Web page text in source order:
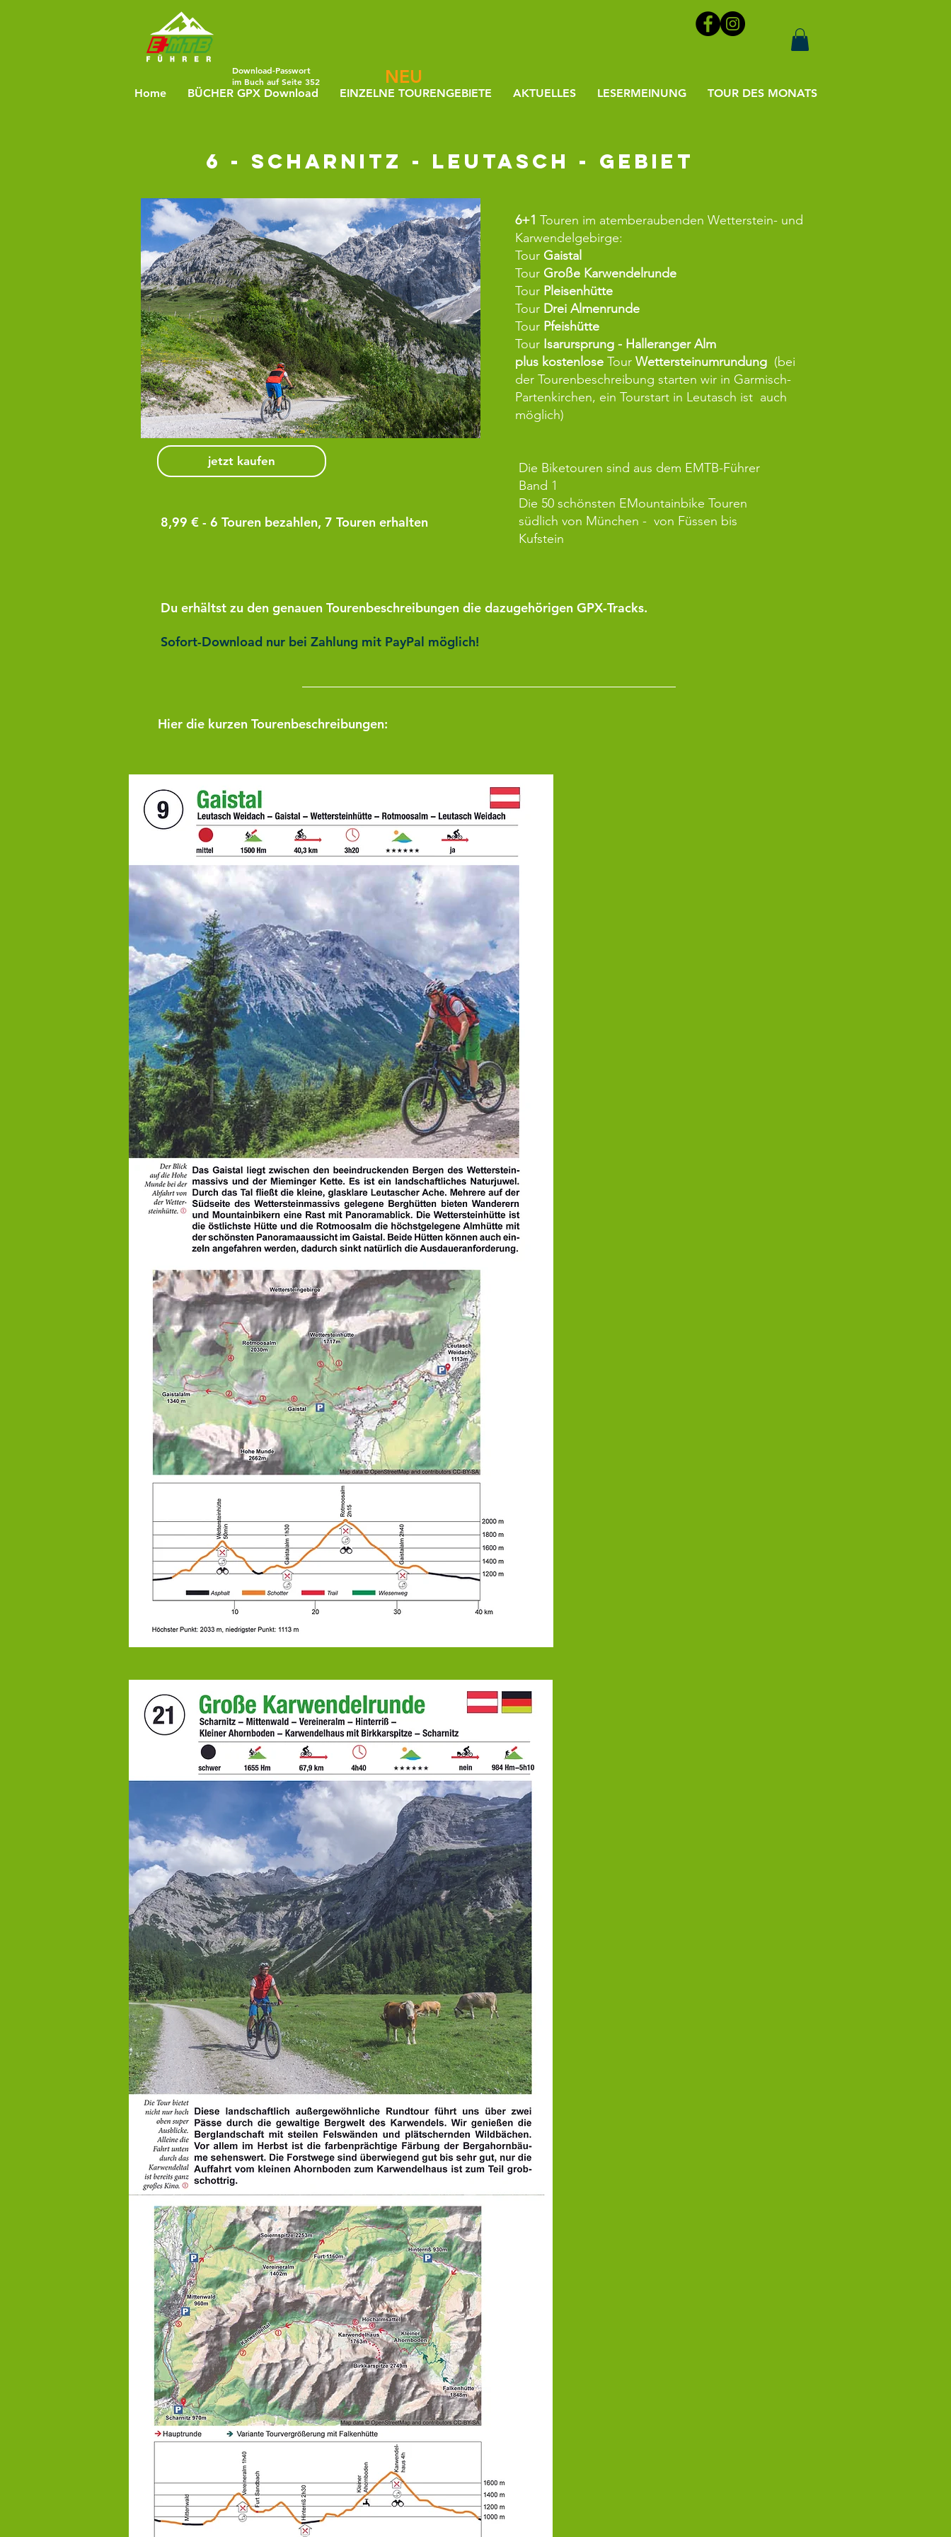
Home BÜCHER GPX Download EINZELNE TOURENGEBIETE AKTUELLES LESERMEINUNG TOUR DES MONATS
Download-Passwort
im Buch auf Seite 352
NEU
6 - Scharnitz - Leutasch - Gebiet
jetzt kaufen
8,99 € - 6 Touren bezahlen, 7 Touren erhalten
6+1 Touren im atemberaubenden Wetterstein- und
Karwendelgebirge:
Tour Gaistal
Tour Große Karwendelrunde
Tour Pleisenhütte
Tour Drei Almenrunde
Tour Pfeishütte
Tour Isarursprung - Halleranger Alm
plus kostenlose Tour Wettersteinumrundung (bei
der Tourenbeschreibung starten wir in Garmisch-
Partenkirchen, ein Tourstart in Leutasch ist auch
möglich)
Die Biketouren sind aus dem EMTB-Führer
Band 1
Die 50 schönsten EMountainbike Touren
südlich von München - von Füssen bis
Kufstein
Du erhältst zu den genauen Tourenbeschreibungen die dazugehörigen GPX-Tracks.
Sofort-Download nur bei Zahlung mit PayPal möglich!
Hier die kurzen Tourenbeschreibungen: